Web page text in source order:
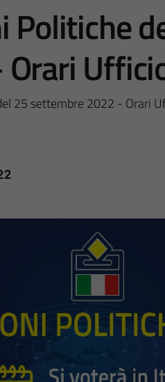
Politiche
25 settembre 2022 - Orari